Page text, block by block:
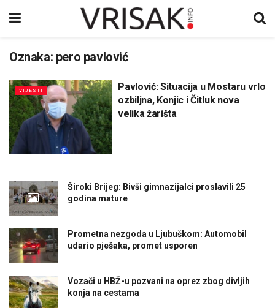
Oznaka: pero pavlović
VIJESTI
Pavlović: Situacija u Mostaru vrlo
ozbiljna, Konjic i Čitluk nova
velika žarišta
Široki Brijeg: Bivši gimnazijalci proslavili 25
godina mature
Prometna nezgoda u Ljubuškom: Automobil
udario pješaka, promet usporen
Vozači u HBŽ-u pozvani na oprez zbog divljih
konja na cestama